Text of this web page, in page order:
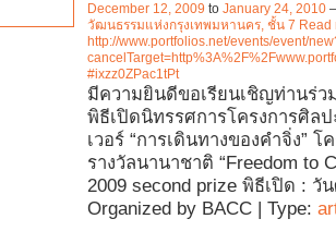
December 12, 2009 to January 24, 2010
วัฒนธรรมแห่งกรุงเทพมหานคร, ชั้น 7 Read
http://www.portfolios.net/events/event/
#ixzz0ZPac1tPt
มีความยินดีขอเรียนเชิญท่านร่ว
พิธีเปิดนิทรรศการโครงการศิลป
เวอร์ “การเดินทางของคำจิ่ง” โ
รางวัลนานาชาติ “Freedom to
2009 second prize พิธีเปิด : วั
Organized by BACC | Type: